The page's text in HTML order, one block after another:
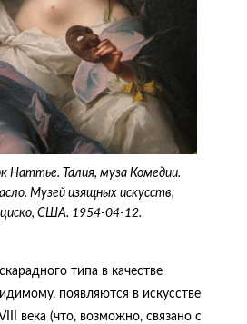
Наттье. Талия, муза Комедии.
Музей изящных искусств,
США. 1954-04-12.
типа в качестве
появляются в искусстве
века (что, возможно, связано с